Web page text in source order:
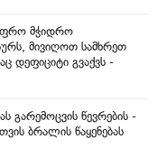
მჭიდრო
მივიღოთ სამხრეთ
დეფიციტი გვაქვს -
გარემოცვის წევრების -
ბრალის წაყენებას